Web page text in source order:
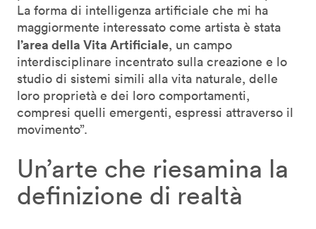
La forma di intelligenza artificiale che mi ha
maggiormente interessato come artista è stata
l’area della Vita Artificiale, un campo
interdisciplinare incentrato sulla creazione e lo
studio di sistemi simili alla vita naturale, delle
loro proprietà e dei loro comportamenti,
compresi quelli emergenti, espressi attraverso il
movimento”.
Un’arte che riesamina la
definizione di realtà